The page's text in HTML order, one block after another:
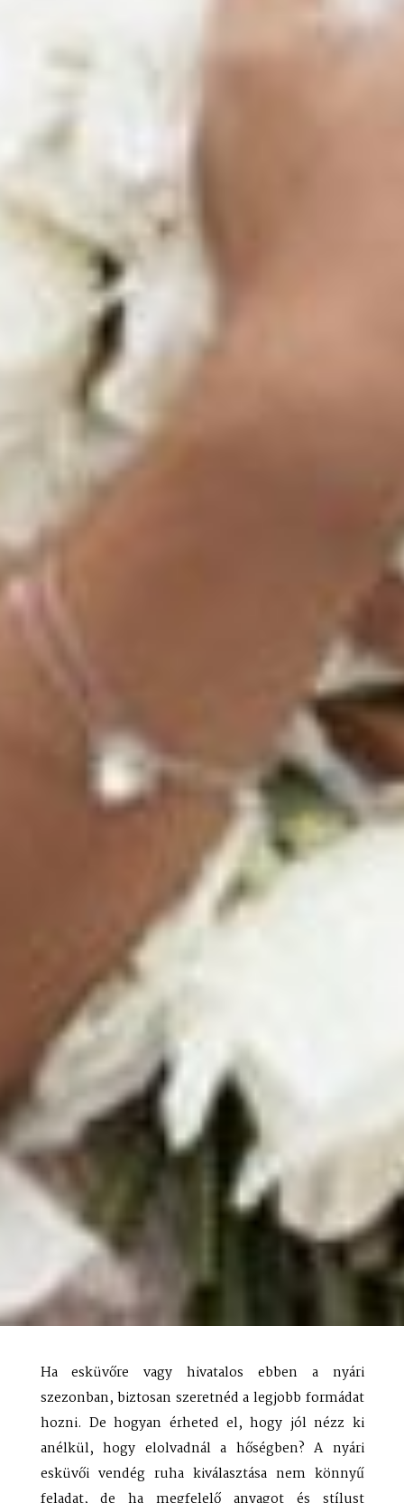
Ha esküvőre vagy hivatalos ebben a nyári
szezonban, biztosan szeretnéd a legjobb formádat
hozni. De hogyan érheted el, hogy jól nézz ki
anélkül, hogy elolvadnál a hőségben? A nyári
esküvői vendég ruha kiválasztása nem könnyű